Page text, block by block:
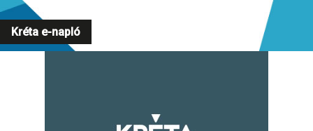
Kréta e-napló